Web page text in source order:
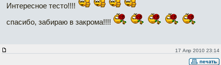
Интересное тесто!!!!
спасибо, забираю в закрома!!!!
17 Апр 2010 23:14